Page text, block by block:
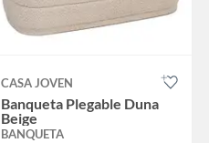
CASA JOVEN
Banqueta Plegable Duna
Beige
BANQUETA